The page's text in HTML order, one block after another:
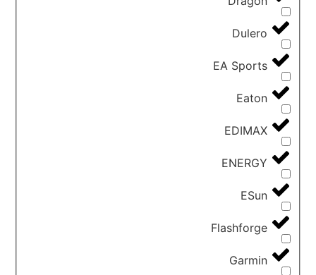
Dulero
EA Sports
Eaton
EDIMAX
ENERGY
ESun
Flashforge
Garmin